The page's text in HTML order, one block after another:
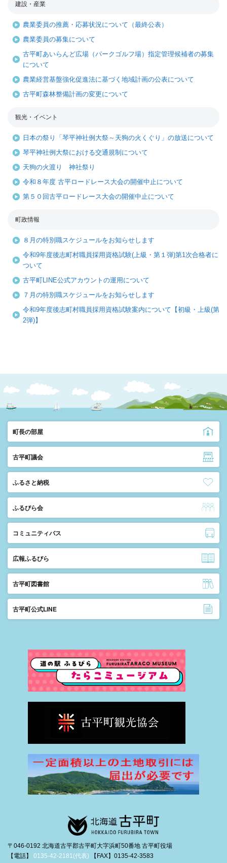
建設・産業
農業委員の推薦・応募状況について（最終公表）
農業委員の募集について
古平町あいらんど広場（パークゴルフ場）指定管理候補者の募集
について
農業経営基盤強化促進法に基づく地域計画の公表について
古平町森林整備計画の変更について
観光・イベント
日本の祭り「琴平神社例大祭～天狗の火くぐり」の放送について
琴平神社例大祭における交通規制について
天狗の火渡り 神社祭り
令和８年度 古平ロードレース大会の開催中止について
第５０回古平ロードレース大会の開催中止について
町政情報
８月の特別職スケジュールをお知らせします
令和9年度後志町村職員採用資格試験(上級・第１弾)第1次合格者に
ついて
古平町LINE公式アカウントの運用について
７月の特別職スケジュールをお知らせします
令和9年度後志町村職員採用資格試験案内について【初級・上級(第
2弾)】
町長の部屋
古平町議会
ふるさと納税
ふるびら会
コミュニティバス
広報ふるびら
古平町図書館
古平町公式LINE
〒046-0192 北海道古平郡古平町大字浜町50番地 古平町役場
【電話】 0135-42-2181(代表) 【FAX】0135-42-3583